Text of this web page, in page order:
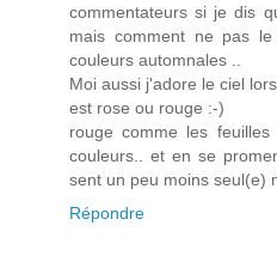
commentateurs si je dis
mais comment ne pas
couleurs automnales ..
Moi aussi j'adore le ciel
est rose ou rouge :-)
rouge comme les
couleurs.. et en se
sent un peu moins seul(e)
Répondre